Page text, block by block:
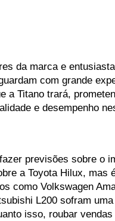
da marca e
com grande
a Titano trará,
e desempenho
previsões sobre o
a Toyota Hilux, mas
como Volkswagen
L200 sofram
isso, roubar